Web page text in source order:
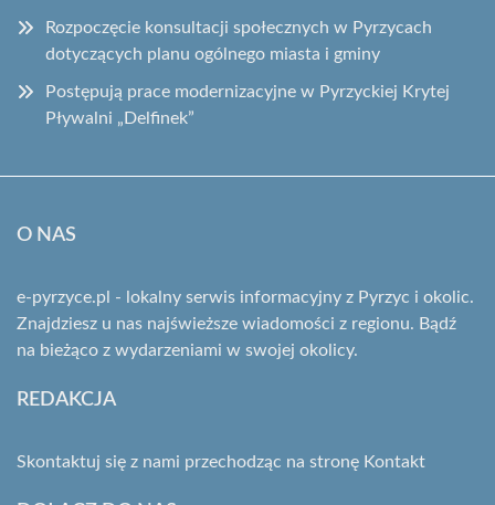
Rozpoczęcie konsultacji społecznych w Pyrzycach
dotyczących planu ogólnego miasta i gminy
Postępują prace modernizacyjne w Pyrzyckiej Krytej
Pływalni „Delfinek”
O NAS
e-pyrzyce.pl - lokalny serwis informacyjny z Pyrzyc i okolic.
Znajdziesz u nas najświeższe wiadomości z regionu. Bądź
na bieżąco z wydarzeniami w swojej okolicy.
REDAKCJA
Skontaktuj się z nami przechodząc na stronę Kontakt